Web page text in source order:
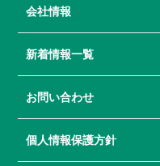
会社情報
新着情報一覧
お問い合わせ
個人情報保護方針